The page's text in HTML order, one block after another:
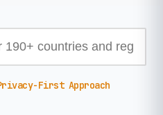
First Approach